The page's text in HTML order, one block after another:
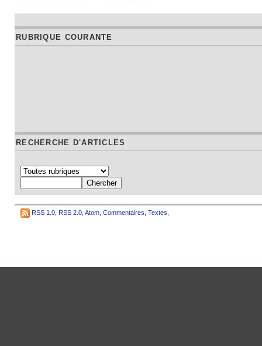
RUBRIQUE COURANTE
RECHERCHE D'ARTICLES
RSS 1.0 RSS 2.0 Atom Commentaires Textes